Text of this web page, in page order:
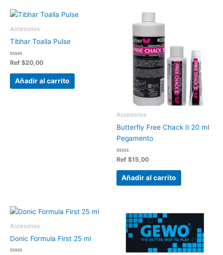
Accesorios
Tibhar Toalla Pulse
Valorado
0
Ref $20,00
Añadir al carrito
Accesorios
Butterfly Free Chack II 20 ml
Pegamento
Valorado
0
Ref $15,00
Añadir al carrito
Accesorios
Donic Formula First 25 ml